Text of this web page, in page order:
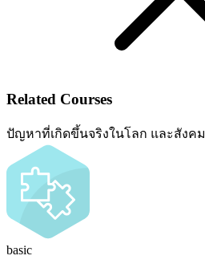
Related Courses
ปัญหาที่เกิดขึ้นจริงในโลก และสังคม
basic